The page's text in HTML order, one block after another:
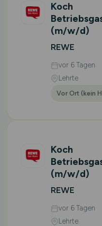
Koch
(m/w/d)
REWE
vor 6 Tagen
Lehrte
Vor Ort (kein
Koch
(m/w/d)
REWE
vor 6 Tagen
Lehrte